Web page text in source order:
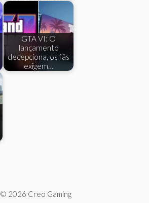
GTA VI: O
lançamento
decepciona, os fãs
exigem…
© 2026 Creo Gaming